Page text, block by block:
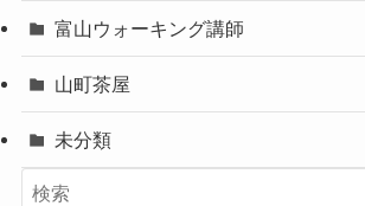
富山ウォーキング講師
山町茶屋
未分類